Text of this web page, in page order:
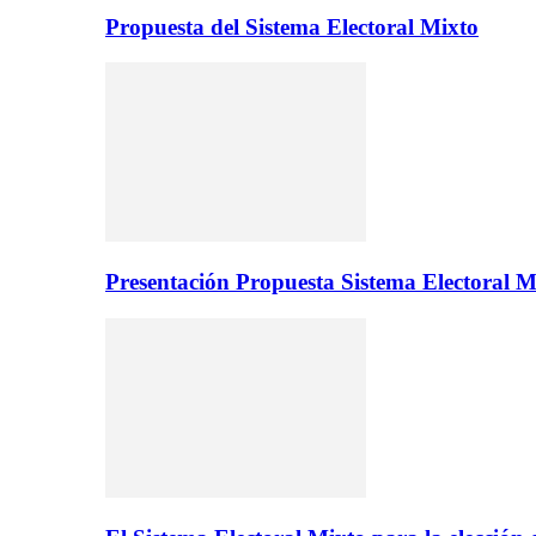
Propuesta del Sistema Electoral Mixto
Presentación Propuesta Sistema Electoral